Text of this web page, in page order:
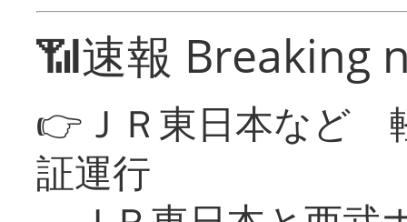
📶速報 Breaking
👉ＪＲ東日本など
証運行